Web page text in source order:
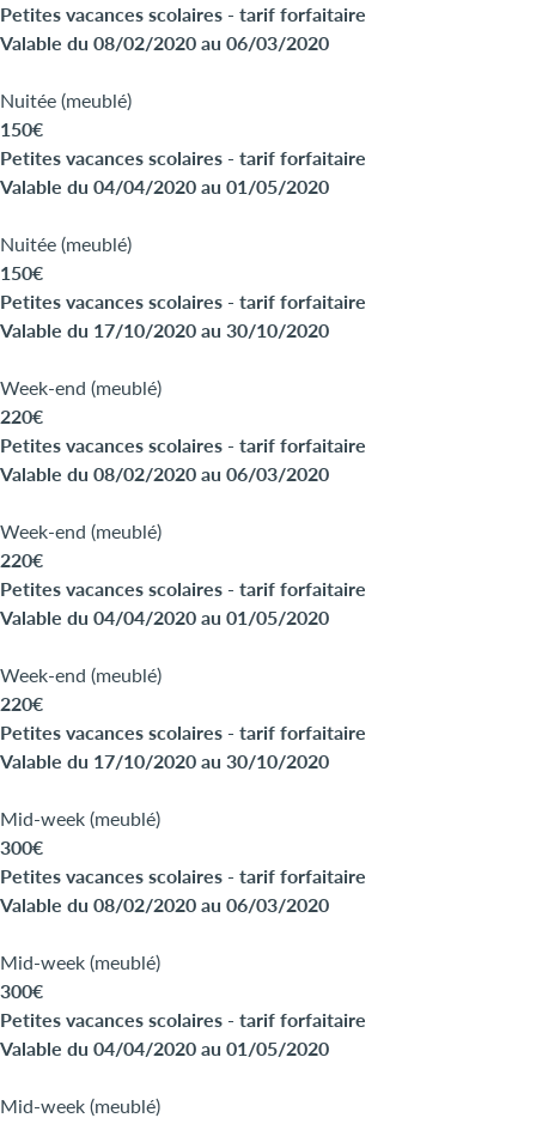
Petites vacances scolaires - tarif forfaitaire
Valable du 08/02/2020 au 06/03/2020
Nuitée (meublé)
150€
Petites vacances scolaires - tarif forfaitaire
Valable du 04/04/2020 au 01/05/2020
Nuitée (meublé)
150€
Petites vacances scolaires - tarif forfaitaire
Valable du 17/10/2020 au 30/10/2020
Week-end (meublé)
220€
Petites vacances scolaires - tarif forfaitaire
Valable du 08/02/2020 au 06/03/2020
Week-end (meublé)
220€
Petites vacances scolaires - tarif forfaitaire
Valable du 04/04/2020 au 01/05/2020
Week-end (meublé)
220€
Petites vacances scolaires - tarif forfaitaire
Valable du 17/10/2020 au 30/10/2020
Mid-week (meublé)
300€
Petites vacances scolaires - tarif forfaitaire
Valable du 08/02/2020 au 06/03/2020
Mid-week (meublé)
300€
Petites vacances scolaires - tarif forfaitaire
Valable du 04/04/2020 au 01/05/2020
Mid-week (meublé)